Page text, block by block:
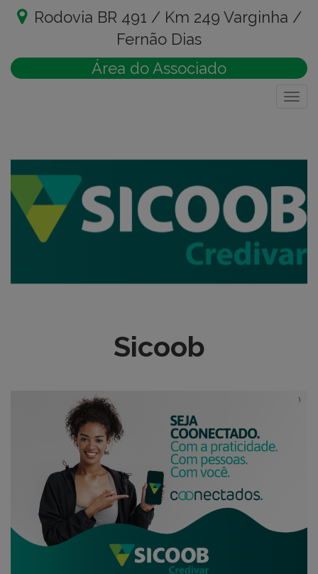
Rodovia BR 491 / Km 249 Varginha /
Fernão Dias
Área do Associado
Sicoob